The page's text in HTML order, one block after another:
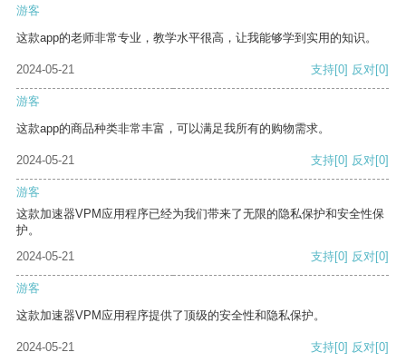
游客
这款app的老师非常专业，教学水平很高，让我能够学到实用的知识。
2024-05-21 支持[0] 反对[0]
游客
这款app的商品种类非常丰富，可以满足我所有的购物需求。
2024-05-21 支持[0] 反对[0]
游客
这款加速器VPM应用程序已经为我们带来了无限的隐私保护和安全性保
护。
2024-05-21
支持[0] 反对[0]
游客
这款加速器VPM应用程序提供了顶级的安全性和隐私保护。
2024-05-21 支持[0] 反对[0]